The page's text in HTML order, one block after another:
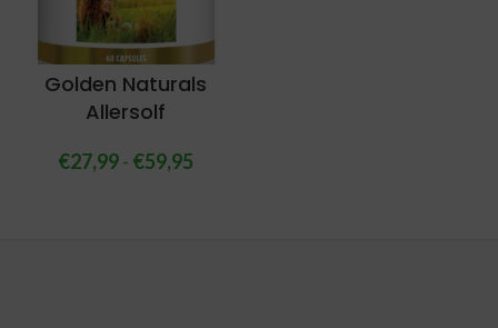
Golden Naturals
Allersolf
€27,99- €59,95